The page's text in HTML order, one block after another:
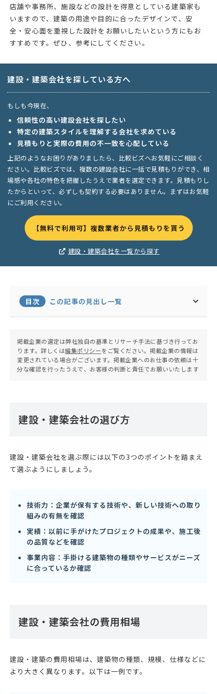
店舗や事務所、施設などの設計を得意としている建築家も
いますので、建築の用途や目的に合ったデザインで、安
全・安心面を重視した設計をお願いしたいという方にもお
すすめです。ぜひ、参考にしてください。
建設・建築会社を探している方へ
もしも今現在、
信頼性の高い建設会社を探したい
特定の建築スタイルを理解する会社を求めている
見積もりと実際の費用の不一致を心配している
上記のようなお困りがありましたら、比較ビズへお気軽にご相談く
ださい。比較ビズでは、複数の建設会社に一括で見積もりができ、相
場感や各社の特色を把握したうえで業者を選定できます。見積もりし
たからといって、必ずしも契約する必要はありません。まずはお気軽
にご利用ください。
【無料で利用可】複数業者から見積もりを貰う
建設・建築会社を一覧から探す
目次 この記事の見出し一覧
掲載企業の選定は弊社独自の基準とリサーチ手法に基づき行ってお
ります。詳しくは編集ポリシーをご覧ください。掲載企業の情報は
変更されている場合がございます。掲載企業へのお仕事の依頼は十
分な確認を行ったうえで、お客様の判断と責任でお願いいたします
建設・建築会社の選び方
建設・建築会社を選ぶ際には以下の3つのポイントを踏まえ
て選ぶようにしましょう。
技術力：企業が保有する技術や、新しい技術への取り
組みの有無を確認
実績：以前に手がけたプロジェクトの成果や、施工後
の品質などを確認
事業内容：手掛ける建築物の種類やサービスがニーズ
に合っているか確認
建設・建築会社の費用相場
建設・建築の費用相場は、建築物の種類、規模、仕様などに
より大きく異なります。以下は一例です。